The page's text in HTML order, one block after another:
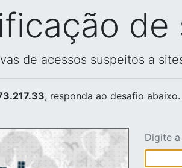
de
de acessos suspeitos a
, responda ao desafio abaixo.
Digite